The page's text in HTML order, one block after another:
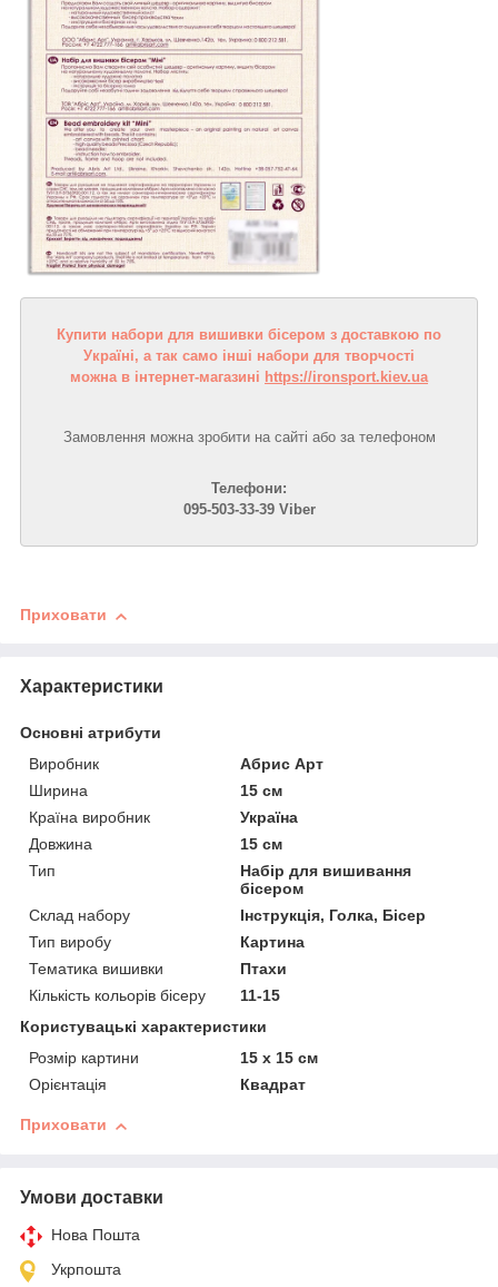
Купити набори для вишивки бісером з доставкою по
Україні, а так само інші набори для творчості
можна в інтернет-магазині https://ironsport.kiev.ua
Замовлення можна зробити на сайті або за телефоном
Телефони:
095-503-33-39 Viber
Приховати
Характеристики
Основні атрибути
Виробник
Абрис Арт
Ширина
15 см
Країна виробник
Україна
Довжина
15 см
Тип
Набір для вишивання
бісером
Склад набору
Інструкція, Голка, Бісер
Тип виробу
Картина
Тематика вишивки
Птахи
Кількість кольорів бісеру
11-15
Користувацькi характеристики
Розмір картини
15 х 15 см
Орієнтація
Квадрат
Приховати
Умови доставки
Нова Пошта
Укрпошта